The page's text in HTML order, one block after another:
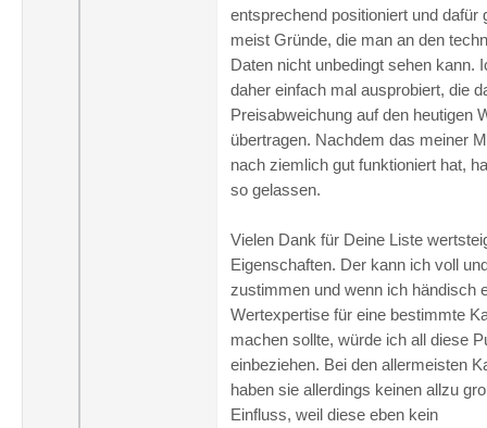
entsprechend positioniert und dafür
meist Gründe, die man an den
Daten nicht unbedingt sehen kann.
daher einfach mal ausprobiert, die
Preisabweichung auf den heutigen
übertragen. Nachdem das meiner
nach ziemlich gut funktioniert hat,
so gelassen.
Vielen Dank für Deine Liste
Eigenschaften. Der kann ich voll
zustimmen und wenn ich händisch
Wertexpertise für eine bestimmte
machen sollte, würde ich all diese
einbeziehen. Bei den allermeisten
haben sie allerdings keinen allzu
Einfluss, weil diese eben kein